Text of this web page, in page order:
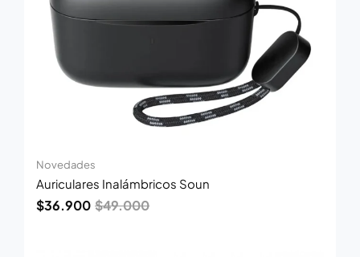
Novedades
Auriculares Inalámbricos Soun
$49.000
$36.900